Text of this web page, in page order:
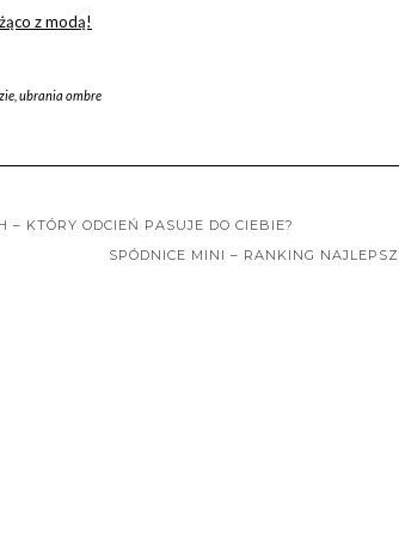
z modą!
, ubrania ombre
– KTÓRY ODCIEŃ PASUJE DO CIEBIE?
SPÓDNICE MINI – RANKING